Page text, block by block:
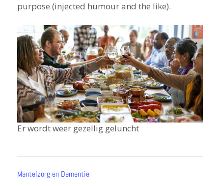
purpose (injected humour and the like).
Er wordt weer gezellig geluncht
Mantelzorg en Dementie